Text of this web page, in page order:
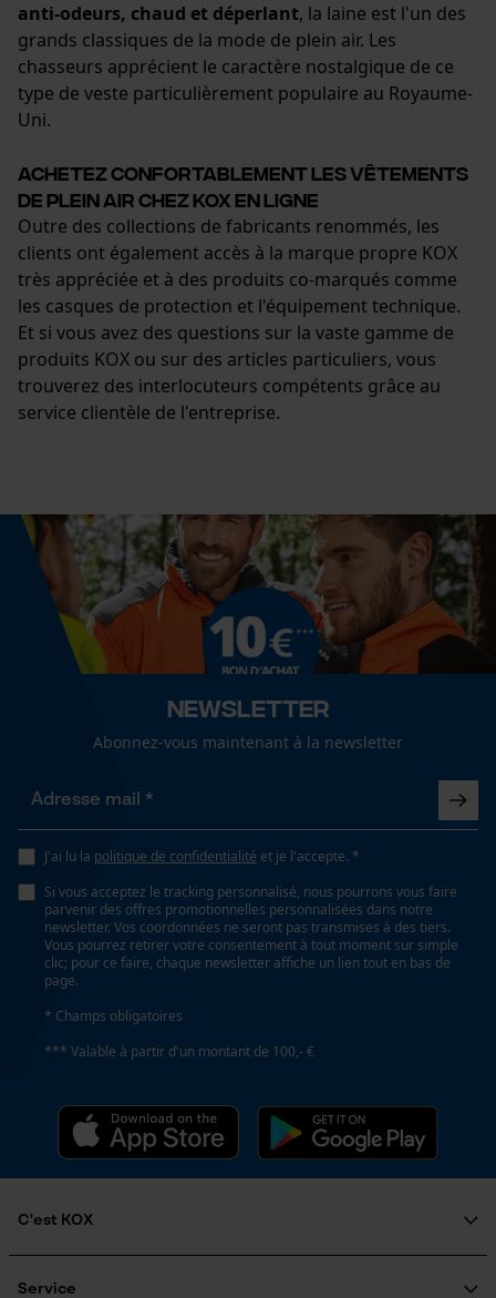
anti-odeurs, chaud et déperlant, la laine est l'un des
grands classiques de la mode de plein air. Les
chasseurs apprécient le caractère nostalgique de ce
type de veste particulièrement populaire au Royaume-
Uni.
Achetez confortablement les vêtements
de plein air chez KOX en ligne
Outre des collections de fabricants renommés, les
clients ont également accès à la marque propre KOX
très appréciée et à des produits co-marqués comme
les casques de protection et l'équipement technique.
Et si vous avez des questions sur la vaste gamme de
produits KOX ou sur des articles particuliers, vous
trouverez des interlocuteurs compétents grâce au
service clientèle de l'entreprise.
Newsletter
Abonnez-vous maintenant à la newsletter
J'ai lu la politique de confidentialité et je l'accepte. *
Si vous acceptez le tracking personnalisé, nous pourrons vous faire
parvenir des offres promotionnelles personnalisées dans notre
newsletter. Vos coordonnées ne seront pas transmises à des tiers.
Vous pourrez retirer votre consentement à tout moment sur simple
clic; pour ce faire, chaque newsletter affiche un lien tout en bas de
page.
* Champs obligatoires
*** Valable à partir d'un montant de 100,- €
C'est KOX
Engagement social
Service